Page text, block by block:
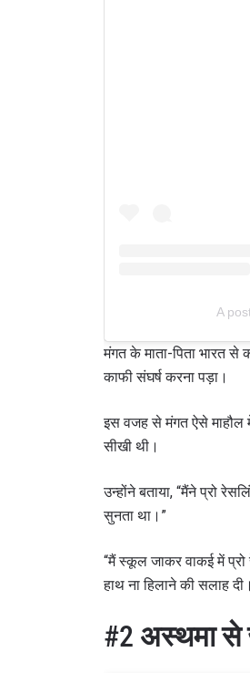
A
मंगत के माता-पिता भारत
काफी संघर्ष करना पड़ा।
इस वजह से मंगत ऐसे माहौल
सीखी थी।
उन्होंने बताया, “मैंने प्रो
सुनता था।”
“मैं स्कूल जाकर वाकई में
हाथ ना हिलाने की सलाह
#2 अस्थमा